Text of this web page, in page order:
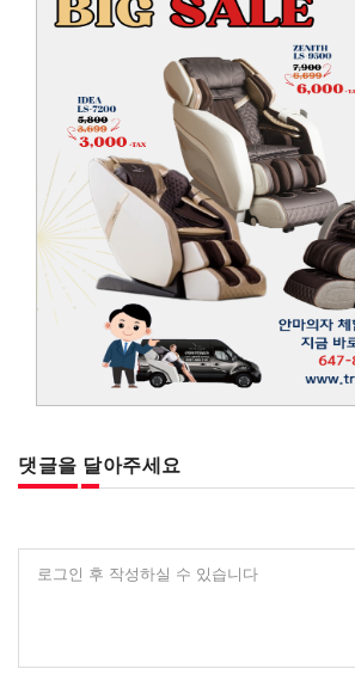
댓글을 달아주세요
로그인 후 작성하실 수 있습니다